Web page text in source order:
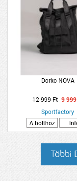
Dorko NOVA
12 999 Ft 9
Sportfactory
A bolthoz
Többi